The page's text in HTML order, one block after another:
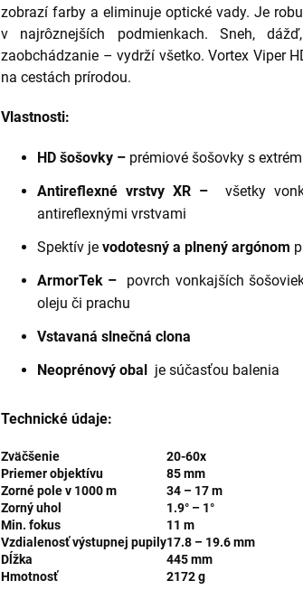
zobrazí farby a eliminuje optické vady. Je
v najrôznejších podmienkach. Sneh,
zaobchádzanie – vydrží všetko. Vortex Viper
na cestách prírodou.
Vlastnosti:
HD šošovky – prémiové šošovky s
Antireflexné vrstvy XR –
všetky
antireflexnými vrstvami
Spektív je vodotesný a plnený argónom
ArmorTek –
povrch vonkajších
oleju či prachu
Vstavaná slnečná clona
Neoprénový obal je súčasťou balenia
Technické údaje:
Zväčšenie
20-60x
Priemer objektívu
85 mm
Zorné pole v 1000 m
34 – 17 m
Zorný uhol
1.9° – 1°
Min. fokus
11 m
Vzdialenosť výstupnej pupily17.8 – 19.6 mm
Dĺžka
445 mm
Hmotnosť
2172 g